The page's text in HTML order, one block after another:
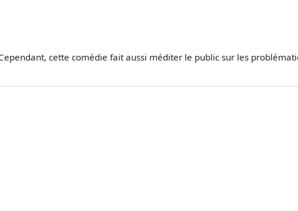
cette comédie fait aussi méditer le public sur les